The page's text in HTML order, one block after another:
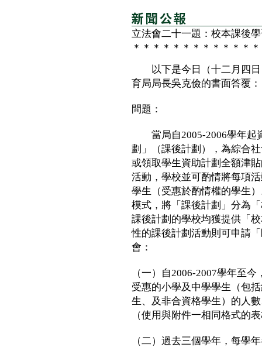
立法會二十一題：校本課後
＊＊＊＊＊＊＊＊＊＊＊＊
以下是今日（十二月四日
育局局長吳克儉的書面答覆：
問題：
當局自2005-2006學年起
劃」（課後計劃），為綜合
或領取學生資助計劃全額津
活動，學校並可酌情將每項
學生（受惠於酌情權的學生
模式，將「課後計劃」分為
課後計劃的學校均獲提供「
性的課後計劃活動則可申請
會：
（一）自2006-2007學年至
受惠的小學及中學學生（包
生、及非合資格學生）的人
（使用與附件一相同格式的
（二）過去三個學年，每學